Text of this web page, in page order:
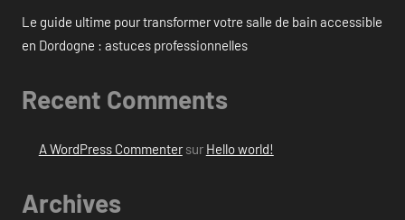
Le guide ultime pour transformer votre salle de bain accessible
en Dordogne : astuces professionnelles
Recent Comments
A WordPress Commentersur Hello world!
Archives